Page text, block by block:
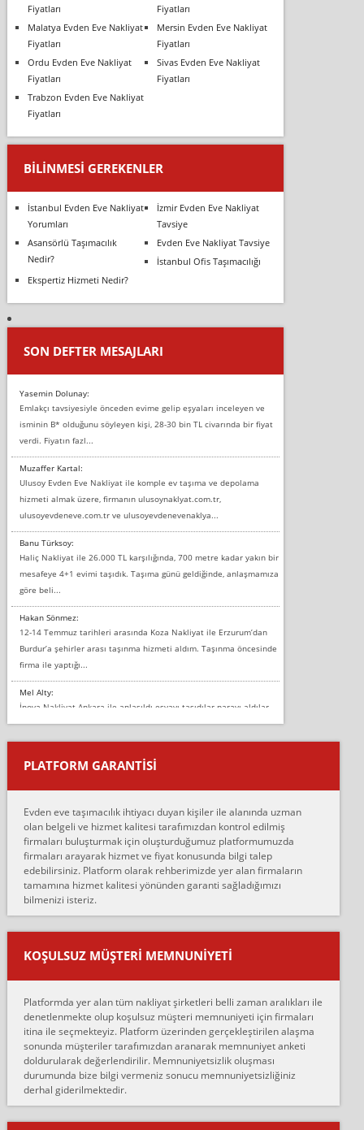
Fiyatları
Fiyatları
Malatya Evden Eve Nakliyat
Fiyatları
Mersin Evden Eve Nakliyat
Fiyatları
Ordu Evden Eve Nakliyat
Fiyatları
Sivas Evden Eve Nakliyat
Fiyatları
Trabzon Evden Eve Nakliyat
Fiyatları
BILINMESI GEREKENLER
İstanbul Evden Eve Nakliyat
Yorumları
İzmir Evden Eve Nakliyat
Tavsiye
Asansörlü Taşımacılık
Nedir?
Evden Eve Nakliyat Tavsiye
İstanbul Ofis Taşımacılığı
Ekspertiz Hizmeti Nedir?
SON DEFTER MESAJLARI
Yasemin Dolunay:
Emlakçı tavsiyesiyle önceden evime gelip eşyaları inceleyen ve
isminin B* olduğunu söyleyen kişi, 28-30 bin TL civarında bir fiyat
verdi. Fiyatın fazl...
Muzaffer Kartal:
Ulusoy Evden Eve Nakliyat ile komple ev taşıma ve depolama
hizmeti almak üzere, firmanın ulusoynaklyat.com.tr,
ulusoyevdeneve.com.tr ve ulusoyevdenevenaklya...
Banu Türksoy:
Haliç Nakliyat ile 26.000 TL karşılığında, 700 metre kadar yakın bir
mesafeye 4+1 evimi taşıdık. Taşıma günü geldiğinde, anlaşmamıza
göre beli...
Hakan Sönmez:
12-14 Temmuz tarihleri arasında Koza Nakliyat ile Erzurum’dan
Burdur’a şehirler arası taşınma hizmeti aldım. Taşınma öncesinde
firma ile yaptığı...
Mel Alty:
İnova Nakliyat Ankara ile anlaşıldı eşyayı taşıdılar parayı aldılar.
Salon duvarına bir baktım birisi boydan alüminyum renkli bantı
yapıştırm...
Murat:
çalıştıklarını, müş...
Ahmet:
Lüleburgaz güngünes evden eve naklyat eşyalarımı taşımak için
anlaştık sabah eve geldiklerinde de eşyalarımı düzgün şekilde
sarcaz demelerine r...
mehmet güldü:
Ankara ALİCANLAR NAKLİYAT Tutarsız ve ticari ahlak problemleri
var verdikleri fiyat teklifini arttırdılar. Sonrasında taşıma gününde
oldukça tutarsı...
Ankara Alicanlar naklyat tel 5465524025. 2600 TL'ye ankaradan
Konya ya Alicanlar naklyat la anlaştık bu şahıs evin taşınacağı gün
fiyatın mazoto gele...
Fatih kokmese:
Diyarbakır dan eşyamı getirtmek için anlaştım sözleşme yaptım.
Son anda fiyat artırdılar.. mecburiyetten tasittim.. bu kişiler ağrılı
PLATFORM GARANTİSİ
Evden eve taşımacılık ihtiyacı duyan kişiler ile alanında uzman
olan belgeli ve hizmet kalitesi tarafımızdan kontrol edilmiş
firmaları buluşturmak için oluşturduğumuz platformumuzda
firmaları arayarak hizmet ve fiyat konusunda bilgi talep
edebilirsiniz. Platform olarak rehberimizde yer alan firmaların
tamamına hizmet kalitesi yönünden garanti sağladığımızı
bilmenizi isteriz.
KOŞULSUZ MÜŞTERI MEMNUNIYETI
Platformda yer alan tüm nakliyat şirketleri belli zaman aralıkları ile
denetlenmekte olup koşulsuz müşteri memnuniyeti için firmaları
itina ile seçmekteyiz. Platform üzerinden gerçekleştirilen alaşma
sonunda müşteriler tarafımızdan aranarak memnuniyet anketi
doldurularak değerlendirilir. Memnuniyetsizlik oluşması
durumunda bize bilgi vermeniz sonucu memnuniyetsizliğiniz
derhal giderilmektedir.